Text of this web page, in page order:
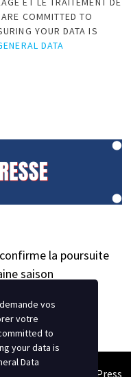
COMMITTED TO
YOUR DATA IS
DATA
la poursuite
saison
WordPress
vos
votre
to
your data is
Data